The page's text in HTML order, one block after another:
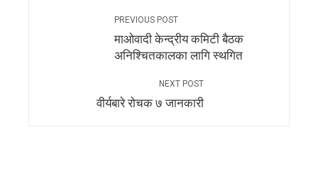
PREVIOUS POST
माओवादी केन्द्रीय कमिटी बैठक
अनिश्चितकालका लागि स्थगित
NEXT POST
वीर्यबारे रोचक ७ जानकारी